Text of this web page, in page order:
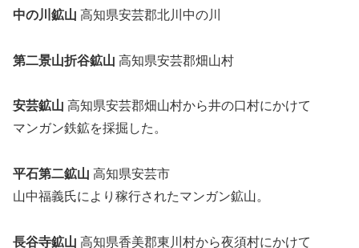
中の川鉱山 高知県安芸郡北川中の川
第二景山折谷鉱山 高知県安芸郡畑山村
安芸鉱山 高知県安芸郡畑山村から井の口村にかけて
マンガン鉄鉱を採掘した。
平石第二鉱山 高知県安芸市
山中福義氏により稼行されたマンガン鉱山。
長谷寺鉱山 高知県香美郡東川村から夜須村にかけて